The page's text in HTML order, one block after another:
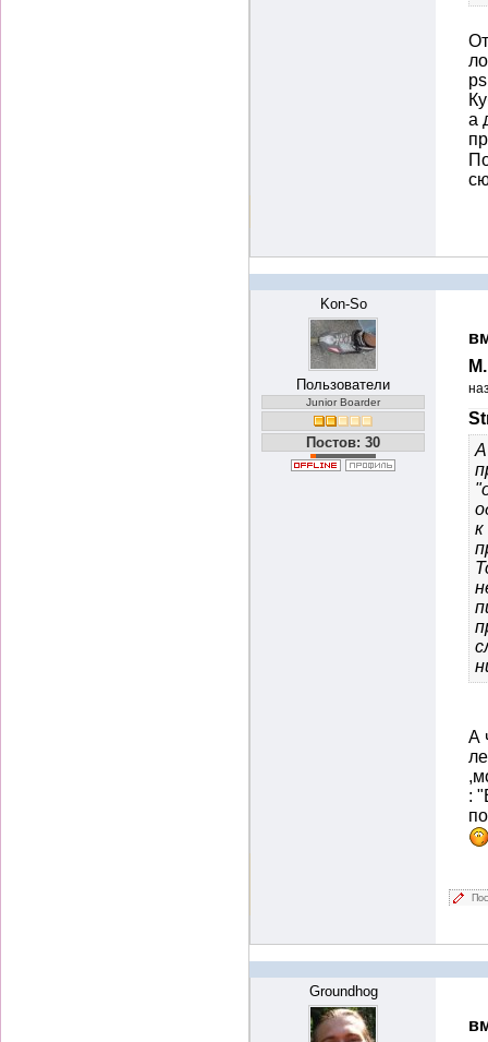
а
Kon-So
Пользователи
Junior Boarder
Постов: 30
А
к
А
:
Groundhog